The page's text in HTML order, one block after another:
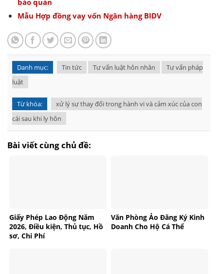
Mẫu Hợp đồng vay vốn Ngân hàng BIDV
Danh mục: Tin tức Tư vấn luật hôn nhân
Tư vấn pháp
luật
Từ khóa:
xử lý sự thay đổi trong hành vi và cảm xúc của con
cái sau khi ly hôn
Bài viết cùng chủ đề:
Giấy Phép Lao Động Năm
2026, Điều kiện, Thủ tục, Hồ
sơ, Chi Phí
Văn Phòng Ảo Đăng Ký Kinh
Doanh Cho Hộ Cá Thể